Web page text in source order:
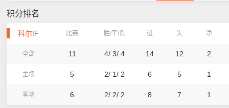
积分排名
科尔IF 比赛 胜/平/负 进 失 净
全部 11 4/ 3/ 4 14 12 2
主场 5 2/ 1/ 2 6 5 1
客场 6 2/ 2/ 2 8 7 1